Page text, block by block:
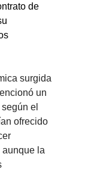
de
surgida
un
el
ofrecido
la